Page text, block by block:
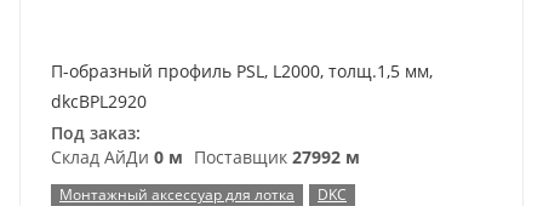
П-образный профиль PSL, L2000, толщ.1,5 мм,
dkcBPL2920
Под заказ:
Склад АйДи 0 м Поставщик 27992 м
Монтажный аксессуар для лотка DKC